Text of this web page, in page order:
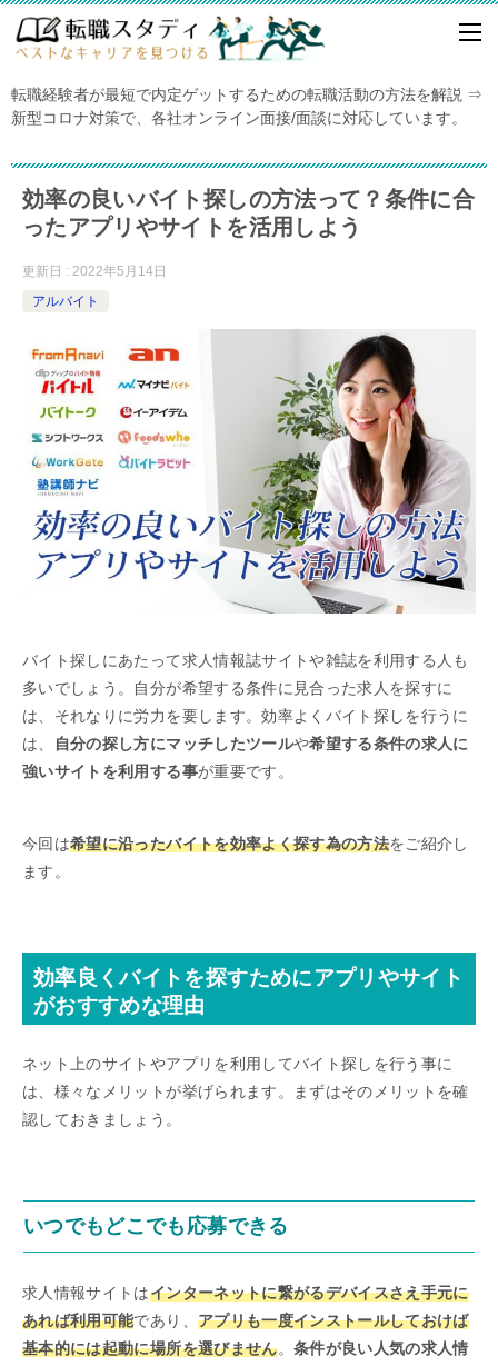
転職経験者が最短で内定ゲットするための転職活動の方法を解説 ⇒
新型コロナ対策で、各社オンライン面接/面談に対応しています。
効率の良いバイト探しの方法って？条件に合
ったアプリやサイトを活用しよう
更新日 : 2022年5月14日
アルバイト
バイト探しにあたって求人情報誌サイトや雑誌を利用する人も
多いでしょう。自分が希望する条件に見合った求人を探すに
は、それなりに労力を要します。効率よくバイト探しを行うに
は、
自分の探し方にマッチしたツールや希望する条件の求人に
強いサイトを利用する事が重要です。
今回は希望に沿ったバイトを効率よく探す為の方法をご紹介し
ます。
効率良くバイトを探すためにアプリやサイト
がおすすめな理由
ネット上のサイトやアプリを利用してバイト探しを行う事に
は、様々なメリットが挙げられます。まずはそのメリットを確
認しておきましょう。
いつでもどこでも応募できる
求人情報サイトはインターネットに繋がるデバイスさえ手元に
あれば利用可能であり、 アプリも一度インストールしておけば
基本的には起動に場所を選びません。 条件が良い人気の求人情